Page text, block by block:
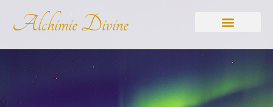
Alchimie Divine